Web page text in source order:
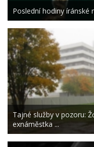
Poslední hodiny íránské
Tajné služby v pozoru:
exnáměstka ...